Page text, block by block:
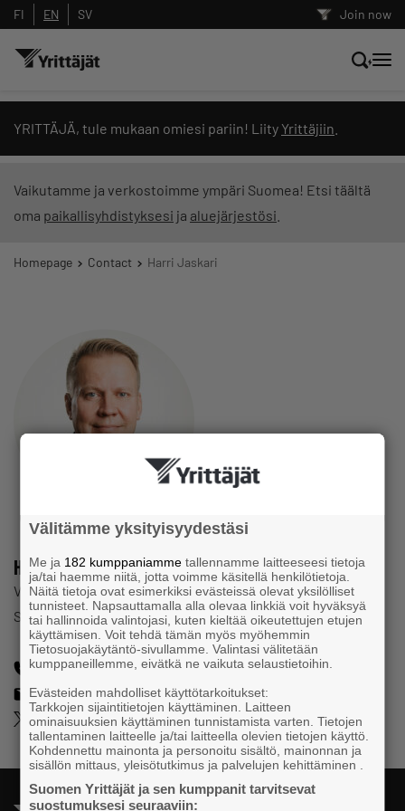
Join now
FI EN SV
YRITTÄJÄ, tule mukaan omiesi pariin! Liity Yrittäjiin
Vaikutamme ja verkostoimme ympäri Suomea! Etsi täältä
oma paikallisyhdistyksesi ja aluejärjestösi
Homepage Contact Harri Jaskari
Harri Jaskari
Vice President
Suomen Yrittäjät
050 512 2874
harri.jaskari@yrittajat.fi
@harrijaskari2
Välitämme yksityisyydestäsi
Me ja 182 kumppaniamme tallennamme laitteeseesi tietoja
ja/tai haemme niitä, jotta voimme käsitellä henkilötietoja.
Näitä tietoja ovat esimerkiksi evästeissä olevat yksilölliset
tunnisteet. Napsauttamalla alla olevaa linkkiä voit hyväksyä
tai hallinnoida valintojasi, kuten kieltää oikeutettujen etujen
käyttämisen. Voit tehdä tämän myös myöhemmin
Tietosuojakäytäntö-sivullamme. Valintasi välitetään
kumppaneillemme, eivätkä ne vaikuta selaustietoihin.
Evästeiden mahdolliset käyttötarkoitukset:
Tarkkojen sijaintitietojen käyttäminen. Laitteen
ominaisuuksien käyttäminen tunnistamista varten. Tietojen
tallentaminen laitteelle ja/tai laitteella olevien tietojen käyttö.
Kohdennettu mainonta ja personoitu sisältö, mainonnan ja
sisällön mittaus, yleisötutkimus ja palvelujen kehittäminen .
Suomen Yrittäjät ja sen kumppanit tarvitsevat
suostumuksesi seuraaviin: